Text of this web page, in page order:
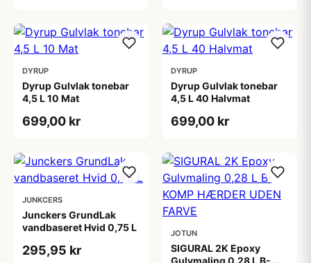
DYRUP
Dyrup Gulvlak tonebar
4,5 L 10 Mat
699,00 kr
DYRUP
Dyrup Gulvlak tonebar
4,5 L 40 Halvmat
699,00 kr
JUNKCERS
Junckers GrundLak
vandbaseret Hvid 0,75 L
295,95 kr
JOTUN
SIGURAL 2K Epoxy
Gulvmaling 0,28 L B-